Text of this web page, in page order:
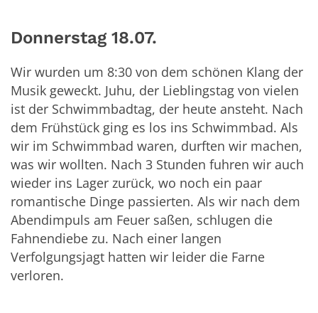
Donnerstag 18.07.
Wir wurden um 8:30 von dem schönen Klang der
Musik geweckt. Juhu, der Lieblingstag von vielen
ist der Schwimmbadtag, der heute ansteht. Nach
dem Frühstück ging es los ins Schwimmbad. Als
wir im Schwimmbad waren, durften wir machen,
was wir wollten. Nach 3 Stunden fuhren wir auch
wieder ins Lager zurück, wo noch ein paar
romantische Dinge passierten. Als wir nach dem
Abendimpuls am Feuer saßen, schlugen die
Fahnendiebe zu. Nach einer langen
Verfolgungsjagt hatten wir leider die Farne
verloren.